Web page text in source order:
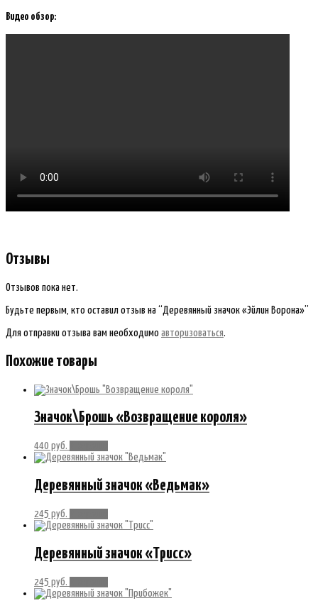
Видео обзор:
Отзывы
Отзывов пока нет.
Будьте первым, кто оставил отзыв на “Деревянный значок «Эйлин Ворона»”
Для отправки отзыва вам необходимо авторизоваться.
Похожие товары
Значок\Брошь «Возвращение короля»
440 руб.
Деревянный значок «Ведьмак»
245 руб.
Деревянный значок «Трисс»
245 руб.